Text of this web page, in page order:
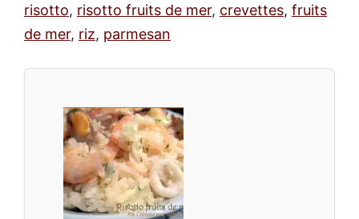
risotto, risotto fruits de mer, crevettes, fruits
de mer, riz, parmesan